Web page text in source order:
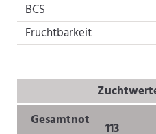
BCS
Fruchtbarkeit
Gesamtnot
113